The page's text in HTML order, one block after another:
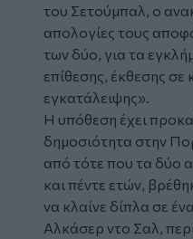
του Σετούμπαλ, ο
απολογίες τους
των δύο, για τα
επίθεσης, έκθεσης σε
εγκατάλειψης».
Η υπόθεση έχει
δημοσιότητα στην
από τότε που τα δύο
και πέντε ετών,
να κλαίνε δίπλα σε
Αλκάσερ ντο Σαλ,